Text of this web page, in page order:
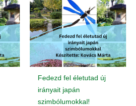
Fedezd fel életutad új
irányait japán
szimbólumokkal!